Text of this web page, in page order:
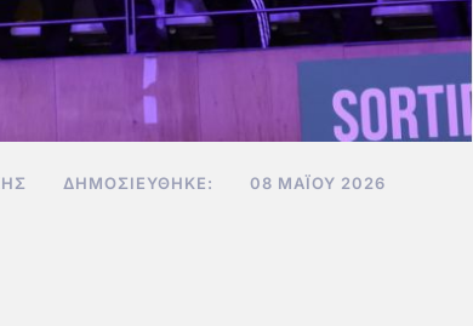
ΔΗΜΟΣΙΕΎΘΗΚΕ: 08 ΜΑΪ́ΟΥ 2026